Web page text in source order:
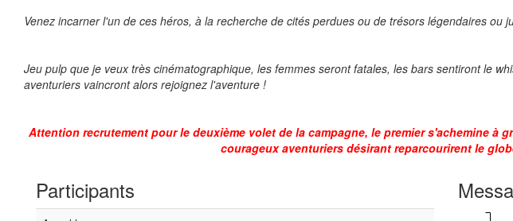
Venez incarner l'un de ces héros, à la recherche de cités perdues ou de trésors légendaires ou
Jeu pulp que je veux très cinématographique, les femmes seront fatales, les bars sentiront le
aventuriers vaincront alors rejoignez l'aventure !
Attention recrutement pour le deuxième volet de la campagne, le premier s'achemine
courageux aventuriers désirant reparcourirent le
Participants